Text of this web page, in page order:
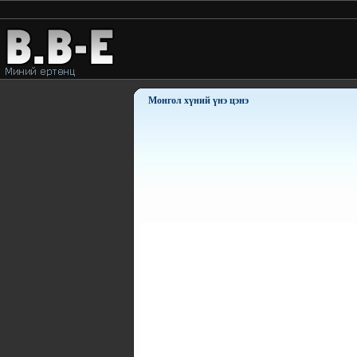
Монгол хүний үнэ цэнэ